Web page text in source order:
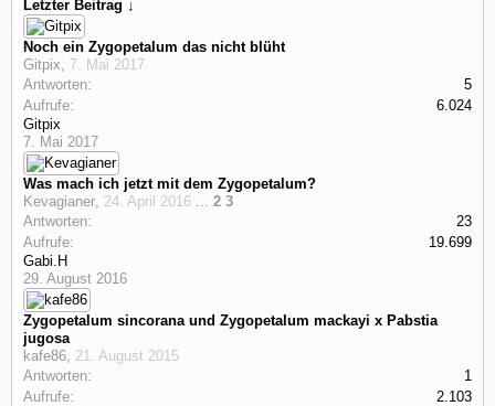
Letzter Beitrag ↓
Noch ein Zygopetalum das nicht blüht
Gitpix, 7. Mai 2017
Antworten:
5
Aufrufe:
6.024
Gitpix
7. Mai 2017
Was mach ich jetzt mit dem Zygopetalum?
Kevagianer, 24. April 2016 ... 2 3
Antworten:
23
Aufrufe:
19.699
Gabi.H
29. August 2016
Zygopetalum sincorana und Zygopetalum mackayi x Pabstia
jugosa
kafe86, 21. August 2015
Antworten:
1
Aufrufe:
2.103